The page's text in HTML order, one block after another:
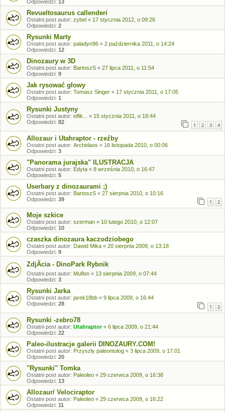
Odpowiedzi: 13
Revueltosaurus callenderi
Ostatni post autor: zybel « 17 stycznia 2012, o 09:26
Odpowiedzi: 2
Rysunki Marty
Ostatni post autor: paladyn96 « 2 października 2011, o 14:24
Odpowiedzi: 12
Dinozaury w 3D
Ostatni post autor: BartoszS « 27 lipca 2011, o 11:54
Odpowiedzi: 9
Jak rysować głowy
Ostatni post autor: Tomasz Singer « 17 stycznia 2011, o 17:05
Odpowiedzi: 1
Rysunki Justyny
Ostatni post autor: elfik... « 15 stycznia 2011, o 18:44
Odpowiedzi: 82 1 2 3 4
Allozaur i Utahraptor - rzeźby
Ostatni post autor: Archelaos « 16 listopada 2010, o 00:06
Odpowiedzi: 3
"Panorama jurajska" ILUSTRACJA
Ostatni post autor: Edyta « 8 września 2010, o 16:47
Odpowiedzi: 5
Userbary z dinozaurami ;)
Ostatni post autor: BartoszS « 27 sierpnia 2010, o 10:16
Odpowiedzi: 39 1 2
Moje szkice
Ostatni post autor: szerman « 10 lutego 2010, o 12:07
Odpowiedzi: 10
czaszka dinozaura kaczodziobego
Ostatni post autor: Dawid Mika « 20 sierpnia 2009, o 13:18
Odpowiedzi: 9
ZdjÄcia - DinoPark Rybnik
Ostatni post autor: Muflon « 13 sierpnia 2009, o 07:44
Odpowiedzi: 3
Rysunki Jarka
Ostatni post autor: jarek18bb « 9 lipca 2009, o 16:44
Odpowiedzi: 28 1 2
Rysunki -zebro78
Ostatni post autor: Utahraptor« 6 lipca 2009, o 21:44
Odpowiedzi: 22
Paleo-ilustracje galerii DINOZAURY.COM!
Ostatni post autor: Przyszły paleontolog « 3 lipca 2009, o 17:01
Odpowiedzi: 20
"Rysunki" Tomka
Ostatni post autor: Paleoleo « 29 czerwca 2009, o 16:38
Odpowiedzi: 13
Allozaur/ Velociraptor
Ostatni post autor: Paleoleo « 29 czerwca 2009, o 16:22
Odpowiedzi: 11